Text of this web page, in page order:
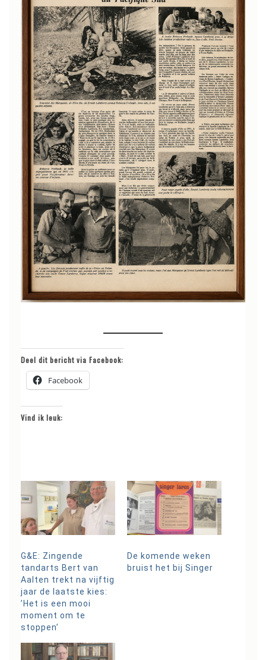
Deel dit bericht via Facebook:
Facebook
Vind ik leuk:
G&E: Zingende
tandarts Bert van
Aalten trekt na vijftig
jaar de laatste kies:
’Het is een mooi
moment om te
stoppen’
De komende weken
bruist het bij Singer